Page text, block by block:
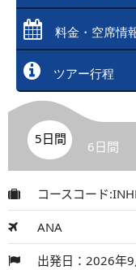
料金・空席情
ツアー行程
5日間 6日間
コースコード
ANA
出発日：2026年